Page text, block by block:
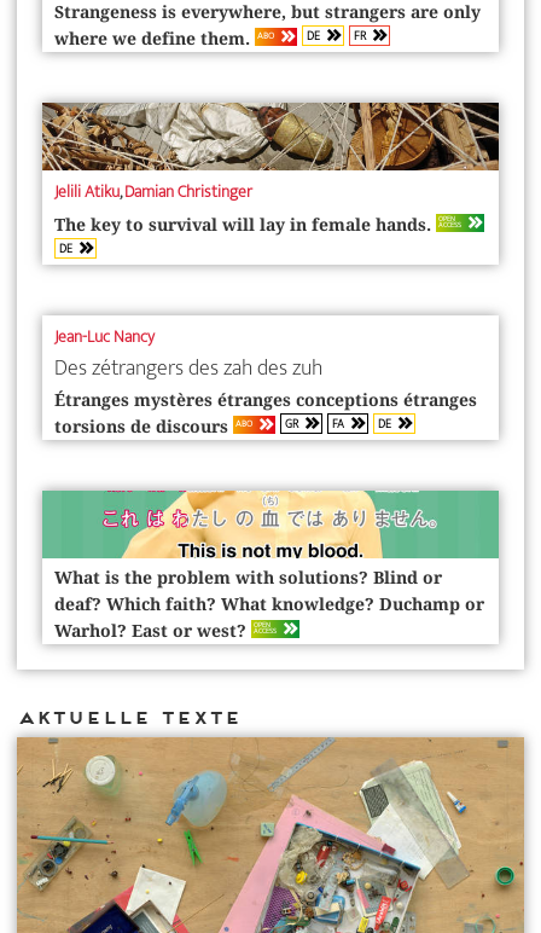
Strangeness is everywhere, but strangers are only
where we define them. ABO DE FR
Jelili Atiku,Damian Christinger
The key to survival will lay in female hands. OPEN
ACCESS
DE
Jean-Luc Nancy
Des zétrangers des zah des zuh
Étranges mystères étranges conceptions étranges
torsions de discours ABO GR FA DE
What is the problem with solutions? Blind or
deaf? Which faith? What knowledge? Duchamp or
Warhol? East or west?
OPEN
ACCESS
Aktuelle Texte